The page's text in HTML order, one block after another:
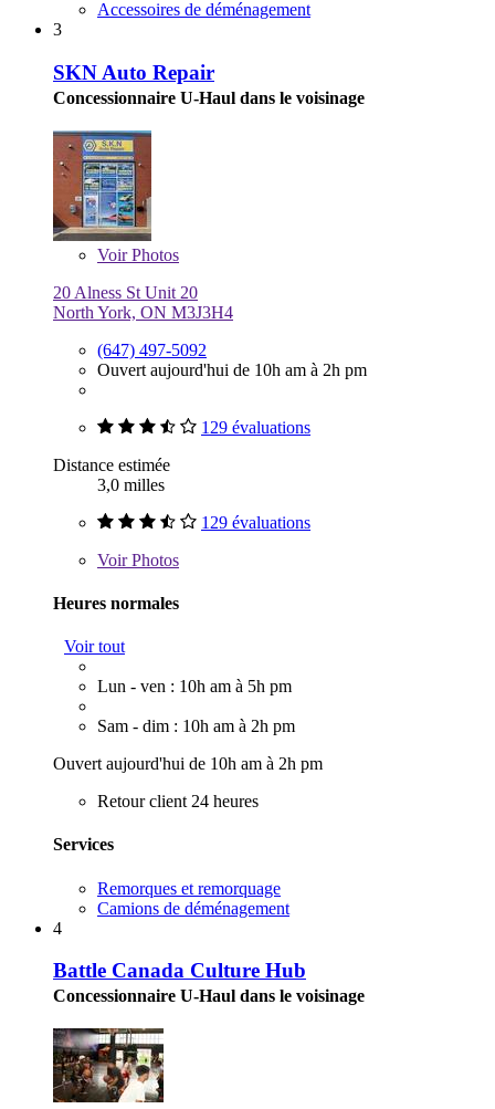
Accessoires de déménagement
3
SKN Auto Repair
Concessionnaire U-Haul dans le voisinage
VoirPhotos
20 Alness St Unit 20
North York, ON M3J3H4
(647) 497-5092
Ouvert aujourd'hui de 10h am à 2h pm
129 évaluations
Distance estimée
3,0 milles
129 évaluations
VoirPhotos
Heures normales
Voir tout
Lun - ven : 10h am à 5h pm
Sam - dim : 10h am à 2h pm
Ouvert aujourd'hui de 10h am à 2h pm
Retour client 24 heures
Services
Remorques et remorquage
Camions de déménagement
4
Battle Canada Culture Hub
Concessionnaire U-Haul dans le voisinage